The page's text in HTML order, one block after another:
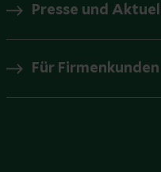
Presse und
Für Firmenkunden